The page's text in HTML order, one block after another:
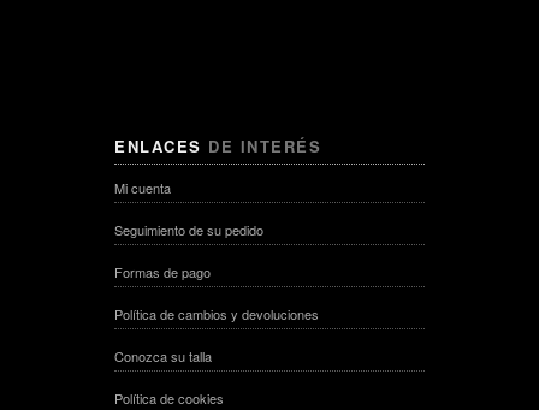
ENLACES DE INTERÉS
Mi cuenta
Seguimiento de su pedido
Formas de pago
Política de cambios y devoluciones
Conozca su talla
Política de cookies